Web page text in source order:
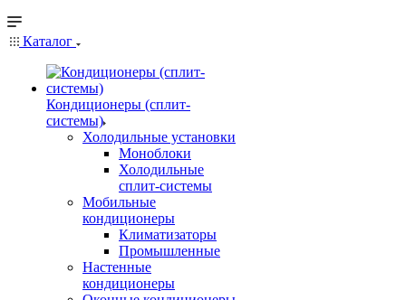
Каталог
Кондиционеры (сплит-
системы)
Холодильные установки
Моноблоки
Холодильные
сплит-системы
Мобильные
кондиционеры
Климатизаторы
Промышленные
Настенные
кондиционеры